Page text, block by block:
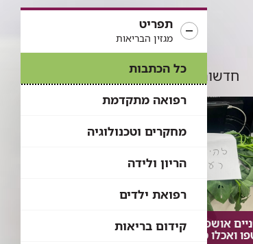
תפריט
מגזין הבריאות
כל הכתבות
רפואה מתקדמת
מחקרים וטכנולוגיה
הריון ולידה
רפואת ילדים
קידום בריאות
חדשות נוספות
אושפזו בטיפול נמרץ
ואכלו מצמח בר נפוץ